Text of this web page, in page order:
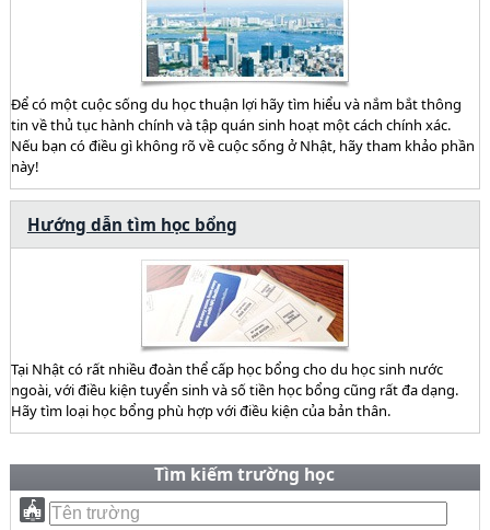
Để có một cuộc sống du học thuận lợi hãy tìm hiểu và nắm bắt thông
tin về thủ tục hành chính và tập quán sinh hoạt một cách chính xác.
Nếu bạn có điều gì không rõ về cuộc sống ở Nhật, hãy tham khảo phần
này!
Hướng dẫn tìm học bổng
Tại Nhật có rất nhiều đoàn thể cấp học bổng cho du học sinh nước
ngoài, với điều kiện tuyển sinh và số tiền học bổng cũng rất đa dạng.
Hãy tìm loại học bổng phù hợp với điều kiện của bản thân.
Tìm kiếm trường học